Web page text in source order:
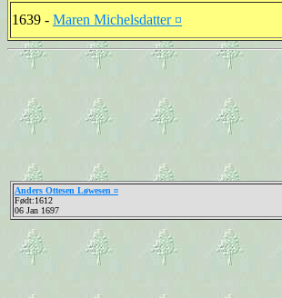
1639 - Maren Michelsdatter ¤
Anders Ottesen Løwesen ¤
Født:1612
06 Jan 1697